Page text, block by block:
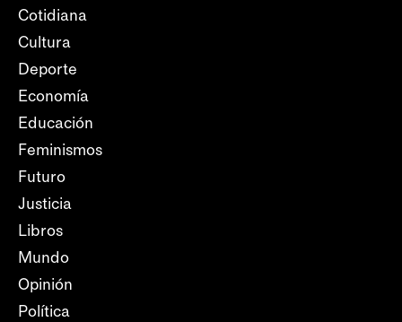
Cotidiana
Cultura
Deporte
Economía
Educación
Feminismos
Futuro
Justicia
Libros
Mundo
Opinión
Política